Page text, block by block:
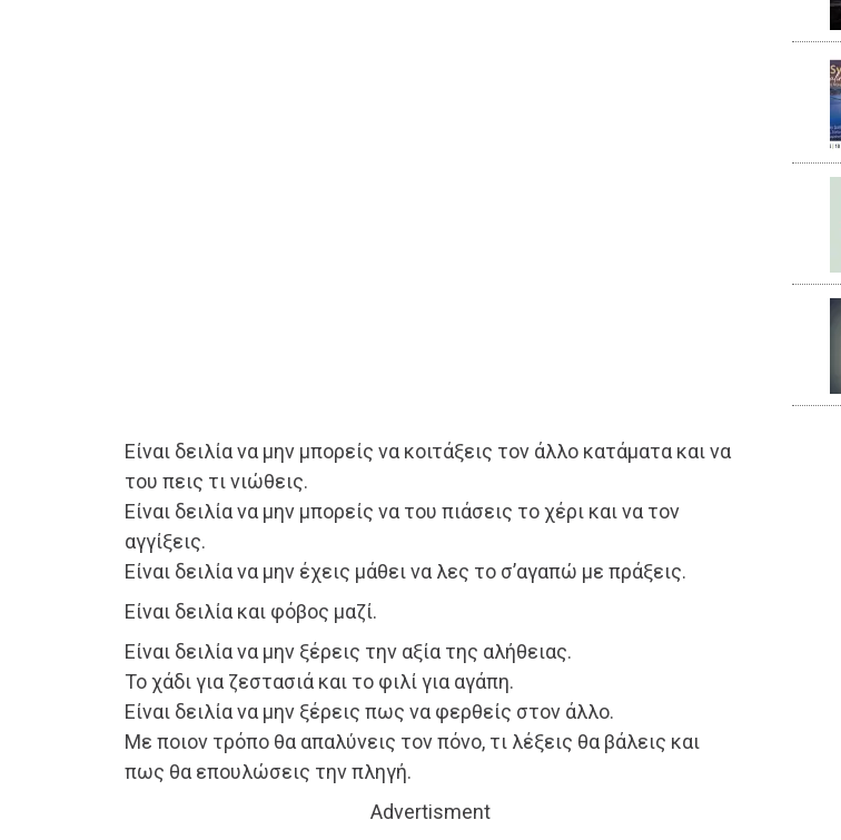
Είναι δειλία να μην μπορείς να κοιτάξεις τον άλλο κατάματα και να
του πεις τι νιώθεις.
Είναι δειλία να μην μπορείς να του πιάσεις το χέρι και να τον
αγγίξεις.
Είναι δειλία να μην έχεις μάθει να λες το σ’αγαπώ με πράξεις.
Είναι δειλία και φόβος μαζί.
Είναι δειλία να μην ξέρεις την αξία της αλήθειας.
Το χάδι για ζεστασιά και το φιλί για αγάπη.
Είναι δειλία να μην ξέρεις πως να φερθείς στον άλλο.
Με ποιον τρόπο θα απαλύνεις τον πόνο, τι λέξεις θα βάλεις και
πως θα επουλώσεις την πληγή.
Advertisment